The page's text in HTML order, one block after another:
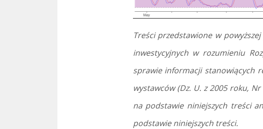
Treści przedstawione w
inwestycyjnych w rozumieniu
sprawie informacji stanowiących
wystawców (Dz. U. z 2005 roku,
na podstawie niniejszych treści
podstawie niniejszych treści.